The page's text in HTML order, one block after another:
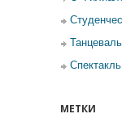
МЕТКИ